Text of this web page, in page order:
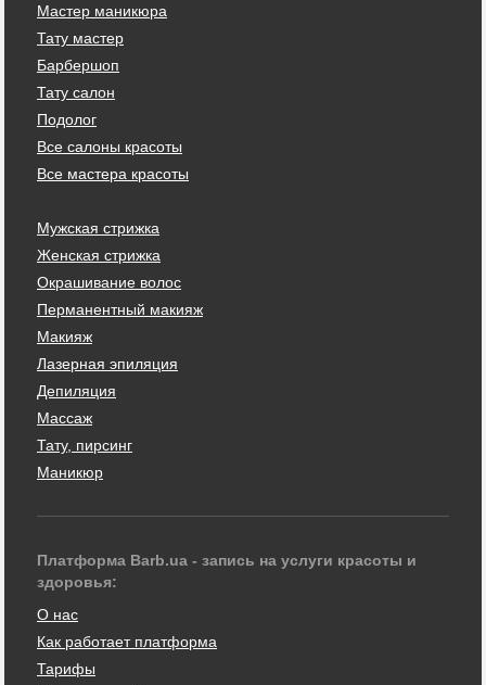
Мастер маникюра
Тату мастер
Барбершоп
Тату салон
Подолог
Все салоны красоты
Все мастера красоты
Мужская стрижка
Женская стрижка
Окрашивание волос
Перманентный макияж
Макияж
Лазерная эпиляция
Депиляция
Массаж
Тату, пирсинг
Маникюр
Платформа Barb.ua - запись на услуги красоты и
здоровья:
О нас
Как работает платформа
Тарифы